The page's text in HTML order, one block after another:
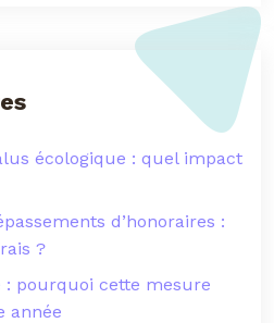
écologique : quel impact
d’honoraires :
?
: pourquoi cette mesure
année